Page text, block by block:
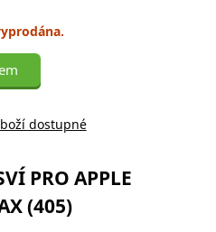
dostupné
PRO APPLE
(405)